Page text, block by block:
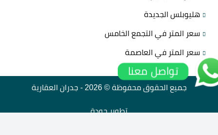
هليوبلس الجديدة
سعر المتر في التجمع الخامس
سعر المتر في العاصمة
جميع الحقوق محفوظة © 2026 - جدران العقارية
تطويرجودة
تواصل معنا